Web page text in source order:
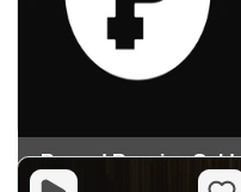
Record Russian Gold